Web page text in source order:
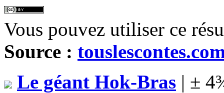
Vous pouvez utiliser ce
Source :
Le géant Hok-Bras | ±